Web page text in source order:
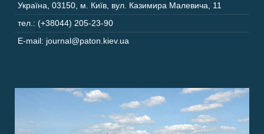
Україна 03150 м. Київ, вул. Казимира Малевича, 11
тел.: (+38044) 205-23-90
E-mail: journal@paton.kiev.ua